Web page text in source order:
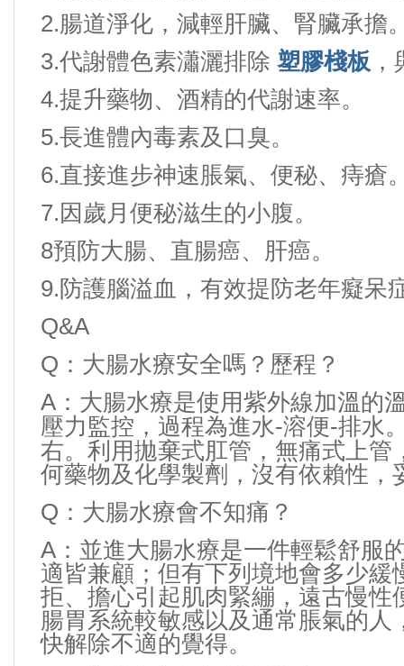
2.腸道淨化，減輕肝臟、腎臟承擔
3.代謝體色素瀟灑排除 塑膠棧板
4.提升藥物、酒精的代謝速率。
5.長進體內毒素及口臭。
6.直接進步神速脹氣、便秘、痔瘡
7. 因歲月便秘滋生的小腹。
8預防大腸、直腸癌、肝癌。
9. 防護腦溢血，有效提防老年癡呆
Q&A
Q ： 大腸水療安全嗎 ？ 歷程？
A ： 大腸水療是使用紫外線加溫的
壓力監控，過程為進水-溶便-排水
右。利用拋棄式肛管，無痛式上管
何藥物及化學製劑，沒有依賴性，
Q ： 大腸水療會不知痛 ？
A ： 並進大腸水療是一件輕鬆舒服
適皆兼顧；但有下列境地會多少緩
拒、擔心引起肌肉緊繃，遠古慢性
腸胃系統較敏感以及通常脹氣的人
快解除不適的覺得。